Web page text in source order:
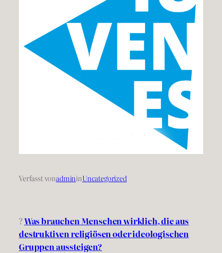
Verfasst vonadmininUncategorized
?Was brauchen Menschen wirklich, die aus
destruktiven religiösen oder ideologischen
Gruppen aussteigen?